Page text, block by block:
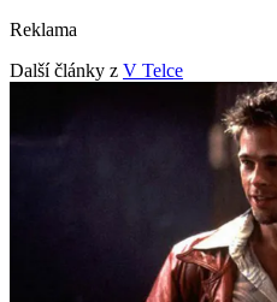
Reklama
Další články z V Telce